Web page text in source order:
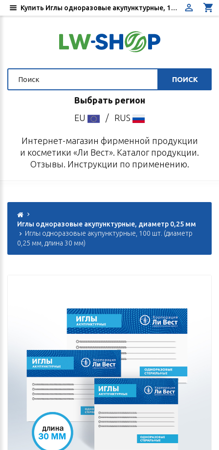
ПОИСК
Выбрать регион
EU
/ RUS
Интернет-магазин фирменной продукции
и косметики «Ли Вест». Каталог продукции.
Отзывы. Инструкции по применению.
Иглы одноразовые акупунктурные, диаметр 0,25 мм
Иглы одноразовые акупунктурные, 100 шт. (диаметр
0,25 мм, длина 30 мм)
Купить Иглы одноразовые акупунктурные, 100 шт. диаметр 0,25 мм, длина 30 мм - Цена, отзывы, инструкция по применению - Интернет-магазин «Ли Вест»